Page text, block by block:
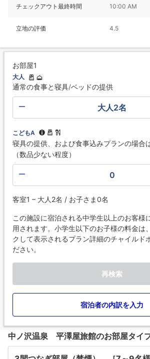
チェックアウト最終時間 10:00 AM
立地の評価 4.5
お部屋1
大人
通常の食事と寝具/ベッドの提供
大人2名
こどもA
寝具の提供、および食事込みプランの場合
（数品少ない程度）
0
客室1 – 大人2名 / お子さま0名
この施設に宿泊される中学生以上のお客様
用されます。小学生以下のお子様の料金は
クして表示されるプラン詳細のチャイルド
ださい。
再検索
宿泊者の内訳を入力
中ノ沢温泉 平澤屋旅館のお部屋タイ